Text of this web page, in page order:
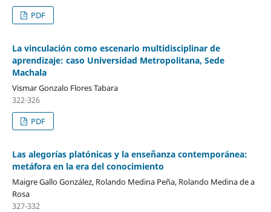
PDF
La vinculación como escenario multidisciplinar de
aprendizaje: caso Universidad Metropolitana, Sede
Machala
Vismar Gonzalo Flores Tabara
322-326
PDF
Las alegorías platónicas y la enseñanza contemporánea:
metáfora en la era del conocimiento
Maigre Gallo González, Rolando Medina Peña, Rolando Medina de a
Rosa
327-332